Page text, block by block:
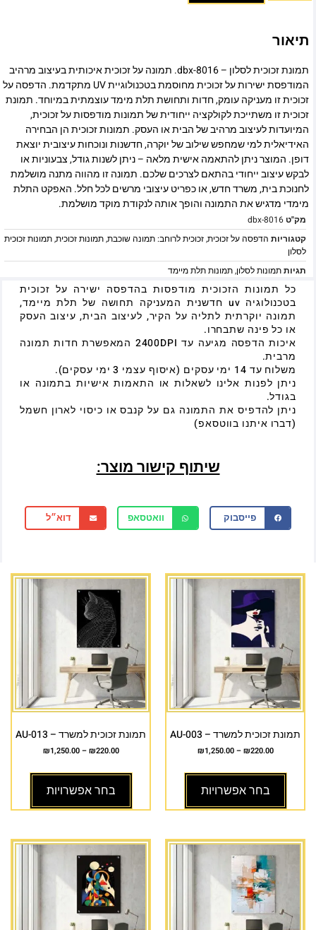
תיאור
תמונת זכוכית לסלון – dbx-8016. תמונה על זכוכית איכותית בעיצוב מרהיב
המודפסת ישירות על זכוכית מחוסמת בטכנולוגיית UV מתקדמת. הדפסה על
זכוכית זו מעניקה עומק, חדות ותחושת תלת מימד עוצמתית במיוחד. תמונת
זכוכית זו משתייכת לקולקציה ייחודית של תמונות מודפסות על זכוכית,
המיועדות לעיצוב מרהיב של הבית או העסק. תמונות זכוכית הן הבחירה
האידיאלית למי שמחפש שילוב של יוקרה, חדשנות ונוכחות עיצובית יוצאת
דופן. המוצר ניתן להתאמה אישית מלאה – ניתן לשנות גודל, צבעוניות או
לבקש עיצוב ייחודי בהתאם לצרכים שלכם. תמונה זו מהווה מתנה מושלמת
לחנוכת בית, משרד חדש, או כפריט עיצובי מרשים לכל חלל. האפקט התלת
מימדי מדגיש את התמונה והופך אותה לנקודת מוקד מושלמת.
מק"טdbx-8016
קטגוריות הדפסה על זכוכית,זכוכית לרוחב: תמונה שוכבת,תמונות זכוכית,תמונות זכוכית
לסלון
תגיותתמונות לסלון,תמונות תלת מיימד
כל תמונות הזכוכית מודפסות בהדפסה ישירה על זכוכית
בטכנולוגיה uv חדשנית המעניקה תחושה של תלת מיימד,
תמונה יוקרתית לתליה על הקיר, לעיצוב הבית, עיצוב העסק
או כל פינה שתבחרו.
איכות הדפסה מגיעה עד 2400DPI המאפשרת חדות תמונה
מרבית.
משלוח עד 14 ימי עסקים (איסוף עצמי 3 ימי עסקים).
ניתן לפנות אלינו לשאלות או התאמות אישיות בתמונה או
בגודל.
ניתן להדפיס את התמונה גם על קנבס או כיסוי לארון חשמל
(דברו איתנו בווטסאפ)
שיתוף קישור מוצר:
פייסבוק וואטסאפ דוא״ל
תמונת זכוכית למשרד – AU-003
₪220.00
–
₪1,250.00
בחר אפשרויות
תמונת זכוכית למשרד – AU-013
₪220.00
–
₪1,250.00
בחר אפשרויות